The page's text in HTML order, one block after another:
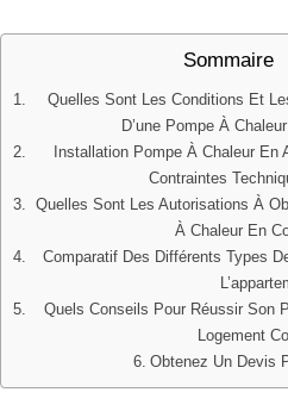
Sommaire
Quelles Sont Les Conditions Et
D’une Pompe À
Installation Pompe À Chaleur En
Contraintes
Quelles Sont Les Autorisations À
À Chaleur En
Comparatif Des Différents Types
Quels Conseils Pour Réussir Son
Logement
Obtenez Un Devis